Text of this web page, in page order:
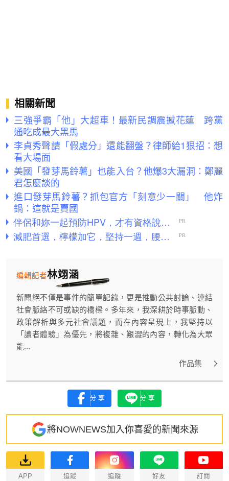
相關新聞
三強爭霸「他」大超車！最新民調震撼花蓮 跨黨
通吃成最大黑馬
李貞秀聲請「假處分」還能翻盤？律師給1狠招：想
看大場面
美國「發芽馬鈴薯」也能入台？他爆3大漏洞：鄭麗
君怎麼談的
進口發芽馬鈴薯？抓包官方「刻意少一關」 他炸
鍋：這就是賣國
林翊涵
編輯記者
新聞絕不僅是事件的簡單記錄，更是推動公共討論、連結
社會脈絡不可或缺的橋樑。多年來，我深耕於時事脈動、
政策解析與多元社會議題，而在內容呈現上，我堅持以
「讀者體驗」為優先，將複雜、艱澀的內容，轉化為大眾
能...
作品集
分享 分享
將NOWNEWS加入你喜愛的新聞來源
APP 追蹤 追蹤 好友 訂閱